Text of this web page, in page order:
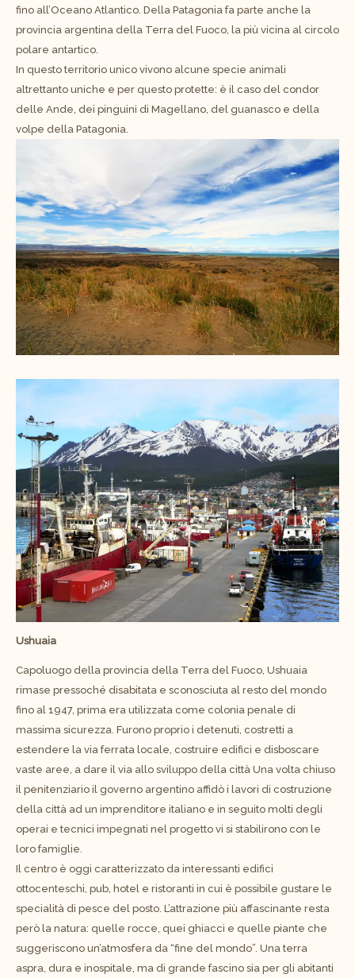
fino all’Oceano Atlantico. Della Patagonia fa parte anche la
provincia argentina della Terra del Fuoco, la più vicina al circolo
polare antartico.
In questo territorio unico vivono alcune specie animali
altrettanto uniche e per questo protette: è il caso del condor
delle Ande, dei pinguini di Magellano, del guanasco e della
volpe della Patagonia.
Ushuaia
Capoluogo della provincia della Terra del Fuoco, Ushuaia
rimase pressoché disabitata e sconosciuta al resto del mondo
fino al 1947, prima era utilizzata come colonia penale di
massima sicurezza. Furono proprio i detenuti, costretti a
estendere la via ferrata locale, costruire edifici e disboscare
vaste aree, a dare il via allo sviluppo della città Una volta chiuso
il penitenziario il governo argentino affidò i lavori di costruzione
della città ad un imprenditore italiano e in seguito molti degli
operai e tecnici impegnati nel progetto vi si stabilirono con le
loro famiglie.
Il centro è oggi caratterizzato da interessanti edifici
ottocenteschi, pub, hotel e ristoranti in cui è possibile gustare le
specialità di pesce del posto. L’attrazione più affascinante resta
però la natura: quelle rocce, quei ghiacci e quelle piante che
suggeriscono un’atmosfera da “fine del mondo”. Una terra
aspra, dura e inospitale, ma di grande fascino sia per gli abitanti